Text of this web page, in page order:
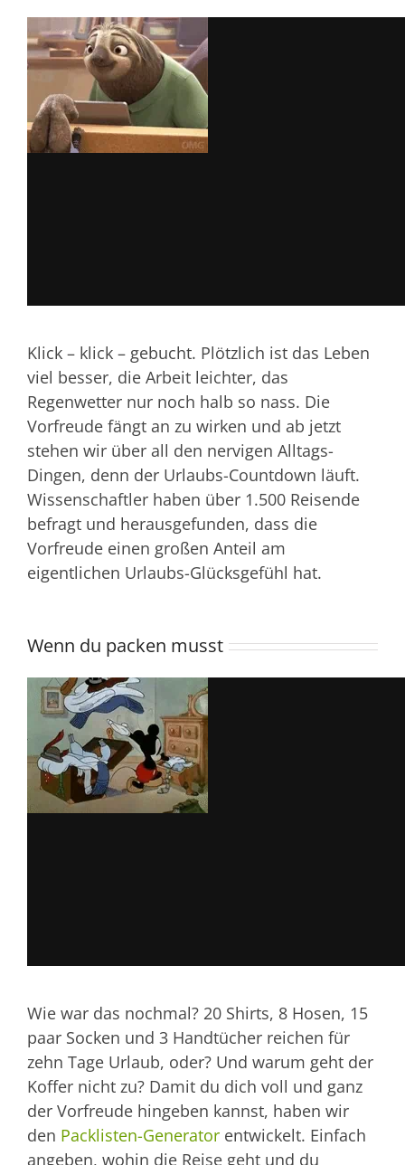
Klick – klick – gebucht. Plötzlich ist das Leben
viel besser, die Arbeit leichter, das
Regenwetter nur noch halb so nass. Die
Vorfreude fängt an zu wirken und ab jetzt
stehen wir über all den nervigen Alltags-
Dingen, denn der Urlaubs-Countdown läuft.
Wissenschaftler haben über 1.500 Reisende
befragt und herausgefunden, dass die
Vorfreude einen großen Anteil am
eigentlichen Urlaubs-Glücksgefühl hat.
Wenn du packen musst
Wie war das nochmal? 20 Shirts, 8 Hosen, 15
paar Socken und 3 Handtücher reichen für
zehn Tage Urlaub, oder? Und warum geht der
Koffer nicht zu? Damit du dich voll und ganz
der Vorfreude hingeben kannst, haben wir
den Packlisten-Generator entwickelt. Einfach
angeben, wohin die Reise geht und du